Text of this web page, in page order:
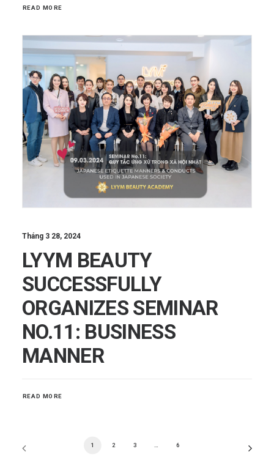
READ MORE
Tháng 3 28, 2024
LYYM BEAUTY
SUCCESSFULLY
ORGANIZES SEMINAR
NO.11: BUSINESS
MANNER
READ MORE
1 2 3 … 6